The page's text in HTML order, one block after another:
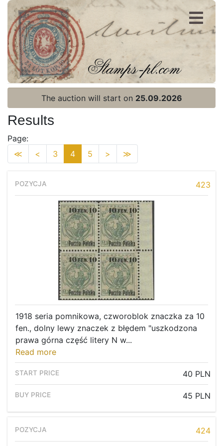
Register
Login
The auction will start on 25.09.2026
Results
Page:
≪
< 3 4 5 > ≫
423
1918 seria pomnikowa, czworoblok znaczka za 10
fen., dolny lewy znaczek z błędem "uszkodzona
prawa górna część litery N w...
Read more
40 PLN
45 PLN
424